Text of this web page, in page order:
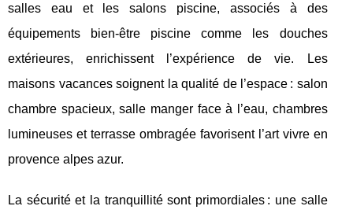
salles eau et les salons piscine, associés à des
équipements bien-être piscine comme les douches
extérieures, enrichissent l’expérience de vie. Les
maisons vacances soignent la qualité de l’espace : salon
chambre spacieux, salle manger face à l’eau, chambres
lumineuses et terrasse ombragée favorisent l’art vivre en
provence alpes azur.
La sécurité et la tranquillité sont primordiales : une salle